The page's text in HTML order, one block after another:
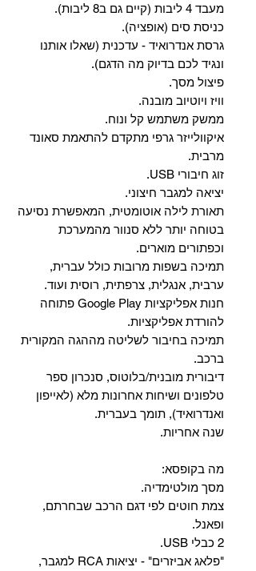
מעבד 4 ליבות (קיים גם ב8 ליבות).
כניסת סים (אופציה).
גרסת אנדרואיד - עדכנית (שאלו אותנו
ונגיד לכם בדיוק מה הדגם).
פיצול מסך.
וויז ויוטיוב מובנה.
ממשק משתמש קל ונוח.
איקוולייזר גרפי מתקדם להתאמת סאונד
מרבית.
זוג חיבורי USB.
יציאה למגבר חיצוני.
תאורת לילה אוטומטית, המאפשרת נסיעה
בטוחה יותר ללא סנוור מהמערכת
וכפתורים מוארים.
תמיכה בשפות מרובות כולל עברית,
ערבית, אנגלית, צרפתית, רוסית ועוד.
‏חנות אפליקציות Google Play פתוחה
להורדת אפליקציות.
‏תמיכה בחיבור לשליטה מההגה המקורית
ברכב.
‏דיבורית מובנית/בלוטוס, ‏סנכרון ספר
טלפונים ושיחות אחרונות מלא (לאייפון
ואנדרואיד), תומך בעברית.
שנה אחריות.
מה בקופסא:
מסך מולטימדיה.
צמת חוטים לפי דגם הרכב שבחרתם,
ופאנל.
2 כבלי USB.
"פלאג אביזרים" - יציאות RCA למגבר,